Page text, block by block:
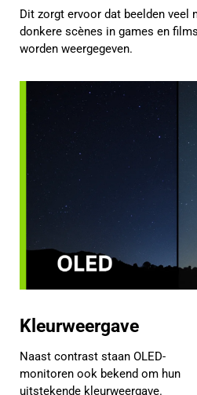
Dit zorgt ervoor dat beelden veel
donkere scènes in games en
worden weergegeven.
Kleurweergave
Naast contrast staan OLED-
monitoren ook bekend om hun
uitstekende kleurweergave.